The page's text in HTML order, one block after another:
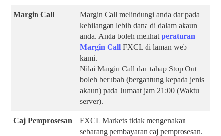
Margin Call
Margin Call melindungi anda daripada
kehilangan lebih dana di dalam akaun
anda. Anda boleh melihatperaturan
Margin Call FXCL di laman web
kami.
Nilai Margin Call dan tahap Stop Out
boleh berubah (bergantung kepada jenis
akaun) pada Jumaat jam 21:00 (Waktu
server).
Caj Pemprosesan
FXCL Markets tidak mengenakan
sebarang pembayaran caj pemprosesan.